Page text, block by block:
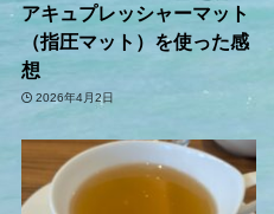
アキュプレッシャーマット
（指圧マット）を使った感
想
2026年4月2日